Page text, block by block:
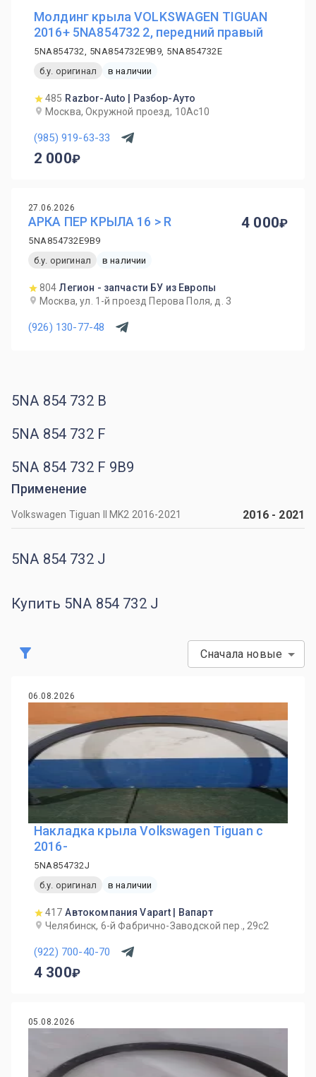
Молдинг крыла VOLKSWAGEN TIGUAN
2016+ 5NA854732 2, передний правый
5NA854732, 5NA854732E9B9, 5NA854732E
б.у. оригинал
в наличии
485 Razbor-Auto | Разбор-Ауто
Москва, Окружной проезд, 10Ас10
(985) 919-63-33
2 000
27.06.2026
АРКА ПЕР КРЫЛА 16 > R
5NA854732E9B9
б.у. оригинал
в наличии
804 Легион - запчасти БУ из Европы
Москва, ул. 1-й проезд Перова Поля, д. 3
(926) 130-77-48
4 000
5NA 854 732 B
5NA 854 732 F
5NA 854 732 F 9B9
Применение
Volkswagen Tiguan II MK2 2016-2021 2016- 2021
5NA 854 732 J
Купить 5NA 854 732 J
Сначала новые
06.08.2026
Накладка крыла Volkswagen Tiguan c
2016-
5NA854732J
б.у. оригинал
в наличии
417 Автокомпания Vapart | Вапарт
Челябинск, 6-й Фабрично-Заводской пер., 29с2
(922) 700-40-70
4 300
05.08.2026